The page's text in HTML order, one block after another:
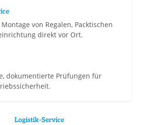
von Regalen, Packtischen
direkt vor Ort.
dokumentierte Prüfungen für
Logistik-Service